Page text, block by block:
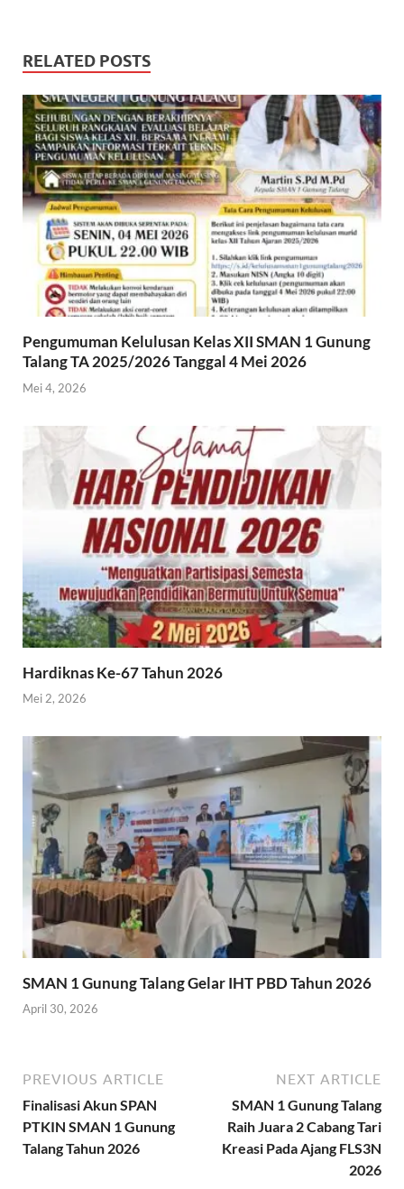
RELATED POSTS
Pengumuman Kelulusan Kelas XII SMAN 1 Gunung
Talang TA 2025/2026 Tanggal 4 Mei 2026
Mei 4, 2026
Hardiknas Ke-67 Tahun 2026
Mei 2, 2026
SMAN 1 Gunung Talang Gelar IHT PBD Tahun 2026
April 30, 2026
PREVIOUS ARTICLE
Finalisasi Akun SPAN
PTKIN SMAN 1 Gunung
Talang Tahun 2026
NEXT ARTICLE
SMAN 1 Gunung Talang
Raih Juara 2 Cabang Tari
Kreasi Pada Ajang FLS3N
2026